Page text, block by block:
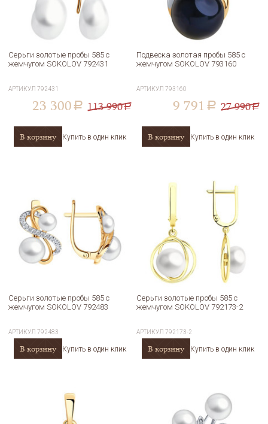
Серьги золотые пробы 585 с
жемчугом SOKOLOV 792431
АРТИКУЛ792431
23 300 a 113 990a
В корзину Купить в один клик
Подвеска золотая пробы 585 с
жемчугом SOKOLOV 793160
АРТИКУЛ793160
9 791 a 27 990a
В корзину Купить в один клик
Серьги золотые пробы 585 с
жемчугом SOKOLOV 792483
АРТИКУЛ 792483
В корзину Купить в один клик
Серьги золотые пробы 585 с
жемчугом SOKOLOV 792173-2
АРТИКУЛ 792173-2
В корзину Купить в один клик